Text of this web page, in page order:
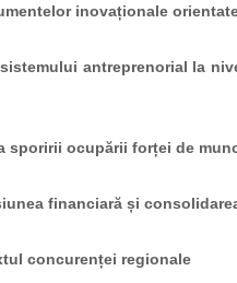
inovaționale
antreprenorial la
sporirii ocupării forței de
financiară și
concurenței regionale